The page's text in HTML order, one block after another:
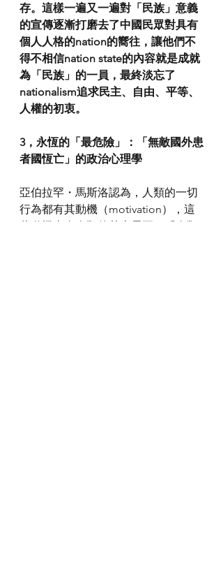
存。這樣一遍又一遍對「民族」意義
的宣傳逐漸打磨去了中國民眾對具有
個人人格的nation的嚮往，讓他們不
得不相信nation state的內容就是成就
為「民族」的一員，最終淡忘了
nationalism追求民主、自由、平等、
人權的初衷。
3，永恆的「最危險」：「無敵國外患
者國恆亡」的政治心理學
亞伯拉罕・馬斯洛認為，人類的一切
行為都有其動機（motivation），這
些動機來自人類的基本需要。「人類